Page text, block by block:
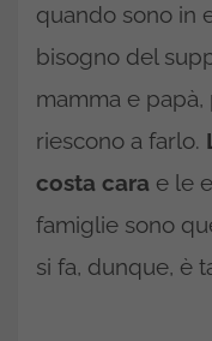
quando sono in
bisogno del
mamma e
riescono a farlo.
costa cara e le
famiglie sono
si fa, dunque, è